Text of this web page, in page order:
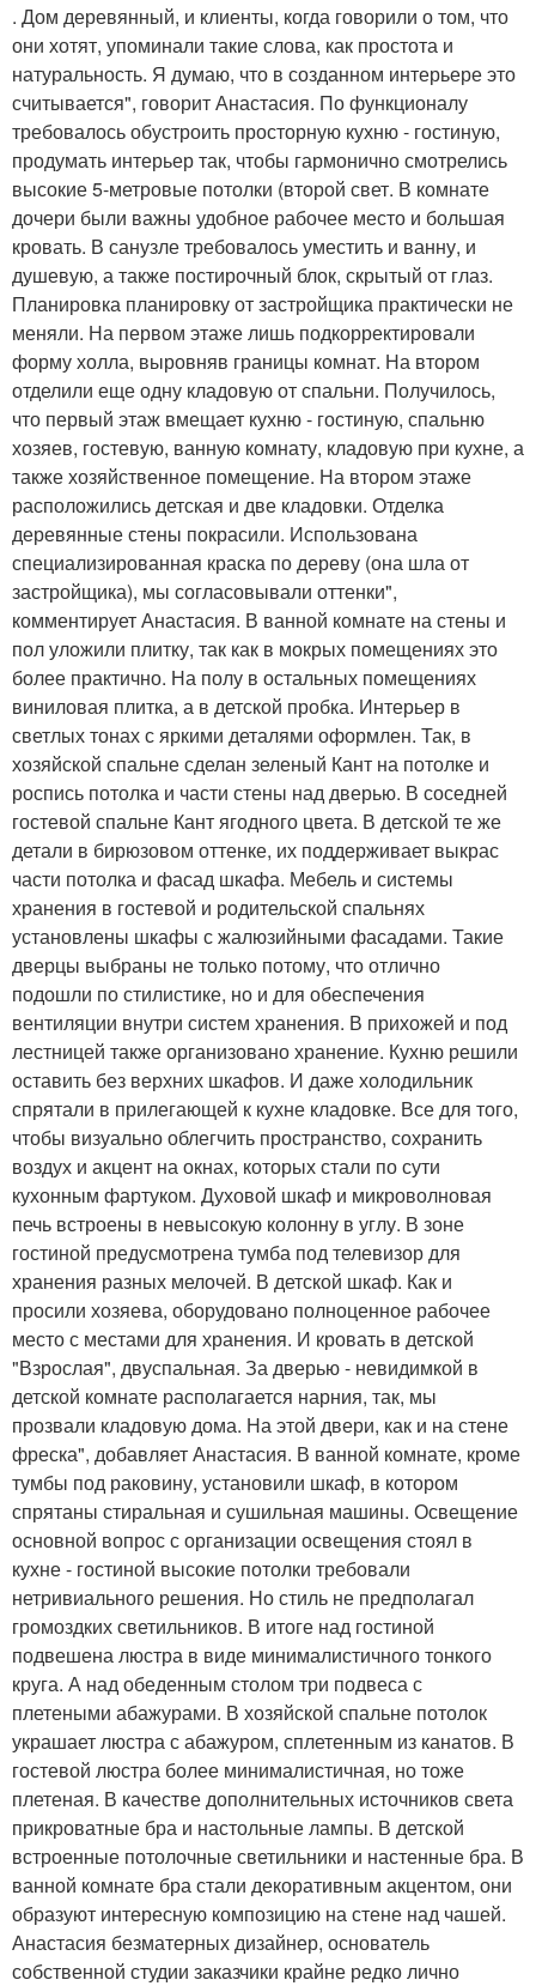
. Дом деревянный, и клиенты, когда говорили о том, что
они хотят, упоминали такие слова, как простота и
натуральность. Я думаю, что в созданном интерьере это
считывается", говорит Анастасия. По функционалу
требовалось обустроить просторную кухню - гостиную,
продумать интерьер так, чтобы гармонично смотрелись
высокие 5-метровые потолки (второй свет. В комнате
дочери были важны удобное рабочее место и большая
кровать. В санузле требовалось уместить и ванну, и
душевую, а также постирочный блок, скрытый от глаз.
Планировка планировку от застройщика практически не
меняли. На первом этаже лишь подкорректировали
форму холла, выровняв границы комнат. На втором
отделили еще одну кладовую от спальни. Получилось,
что первый этаж вмещает кухню - гостиную, спальню
хозяев, гостевую, ванную комнату, кладовую при кухне, а
также хозяйственное помещение. На втором этаже
расположились детская и две кладовки. Отделка
деревянные стены покрасили. Использована
специализированная краска по дереву (она шла от
застройщика), мы согласовывали оттенки",
комментирует Анастасия. В ванной комнате на стены и
пол уложили плитку, так как в мокрых помещениях это
более практично. На полу в остальных помещениях
виниловая плитка, а в детской пробка. Интерьер в
светлых тонах с яркими деталями оформлен. Так, в
хозяйской спальне сделан зеленый Кант на потолке и
роспись потолка и части стены над дверью. В соседней
гостевой спальне Кант ягодного цвета. В детской те же
детали в бирюзовом оттенке, их поддерживает выкрас
части потолка и фасад шкафа. Мебель и системы
хранения в гостевой и родительской спальнях
установлены шкафы с жалюзийными фасадами. Такие
дверцы выбраны не только потому, что отлично
подошли по стилистике, но и для обеспечения
вентиляции внутри систем хранения. В прихожей и под
лестницей также организовано хранение. Кухню решили
оставить без верхних шкафов. И даже холодильник
спрятали в прилегающей к кухне кладовке. Все для того,
чтобы визуально облегчить пространство, сохранить
воздух и акцент на окнах, которых стали по сути
кухонным фартуком. Духовой шкаф и микроволновая
печь встроены в невысокую колонну в углу. В зоне
гостиной предусмотрена тумба под телевизор для
хранения разных мелочей. В детской шкаф. Как и
просили хозяева, оборудовано полноценное рабочее
место с местами для хранения. И кровать в детской
"Взрослая", двуспальная. За дверью - невидимкой в
детской комнате располагается нарния, так, мы
прозвали кладовую дома. На этой двери, как и на стене
фреска", добавляет Анастасия. В ванной комнате, кроме
тумбы под раковину, установили шкаф, в котором
спрятаны стиральная и сушильная машины. Освещение
основной вопрос с организации освещения стоял в
кухне - гостиной высокие потолки требовали
нетривиального решения. Но стиль не предполагал
громоздких светильников. В итоге над гостиной
подвешена люстра в виде минималистичного тонкого
круга. А над обеденным столом три подвеса с
плетеными абажурами. В хозяйской спальне потолок
украшает люстра с абажуром, сплетенным из канатов. В
гостевой люстра более минималистичная, но тоже
плетеная. В качестве дополнительных источников света
прикроватные бра и настольные лампы. В детской
встроенные потолочные светильники и настенные бра. В
ванной комнате бра стали декоративным акцентом, они
образуют интересную композицию на стене над чашей.
Анастасия безматерных дизайнер, основатель
собственной студии заказчики крайне редко лично